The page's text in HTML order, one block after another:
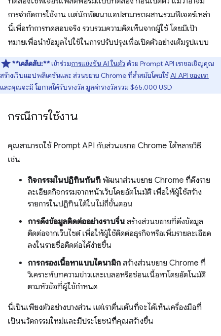
การจำกัดการใช้งาน แต่นักพัฒนาแอปสามารถผสานรวมฟีเจอร์เหล่า
นี้เพื่อทำการทดสอบจริง รวบรวมความคิดเห็นจากผู้ใช้ โดยมีเป้า
หมายเพื่อนำข้อมูลไปใช้ในการปรับปรุงเพื่อเปิดตัวอย่างเต็มรูปแบบ
**เคล็ดลับ:**เข้าร่วมการแข่งขัน AI ในตัว ด้วย Prompt API เราขอเชิญคุณ
สร้างเว็บแอปพลิเคชันและ ส่วนขยาย Chrome ที่ล้ำสมัยโดยใช้AI API ของเรา
และคุณจะมี โอกาสได้รับรางวัล มูลค่ารางวัลรวม $65,000 USD
กรณีการใช้งาน
คุณสามารถใช้ Prompt API กับส่วนขยาย Chrome ได้หลายวิธี
เช่น
กิจกรรมในปฏิทินทันที พัฒนาส่วนขยาย Chrome ที่ดึงราย
ละเอียดกิจกรรมจากหน้าเว็บโดยอัตโนมัติ เพื่อให้ผู้ใช้สร้าง
รายการในปฏิทินได้ในไม่กี่ขั้นตอน
การดึงข้อมูลติดต่ออย่างราบรื่น สร้างส่วนขยายที่ดึงข้อมูล
ติดต่อจากเว็บไซต์ เพื่อให้ผู้ใช้ติดต่อธุรกิจหรือเพิ่มรายละเอียด
ลงในรายชื่อติดต่อได้ง่ายขึ้น
การกรองเนื้อหาแบบไดนามิก สร้างส่วนขยาย Chrome ที่
วิเคราะห์บทความข่าวและเบลอหรือซ่อนเนื้อหาโดยอัตโนมัติ
ตามหัวข้อที่ผู้ใช้กำหนด
นี่เป็นเพียงตัวอย่างบางส่วน แต่เราตื่นเต้นที่จะได้เห็นเครื่องมือที่
เป็นนวัตกรรมใหม่และมีประโยชน์ที่คุณสร้างขึ้น